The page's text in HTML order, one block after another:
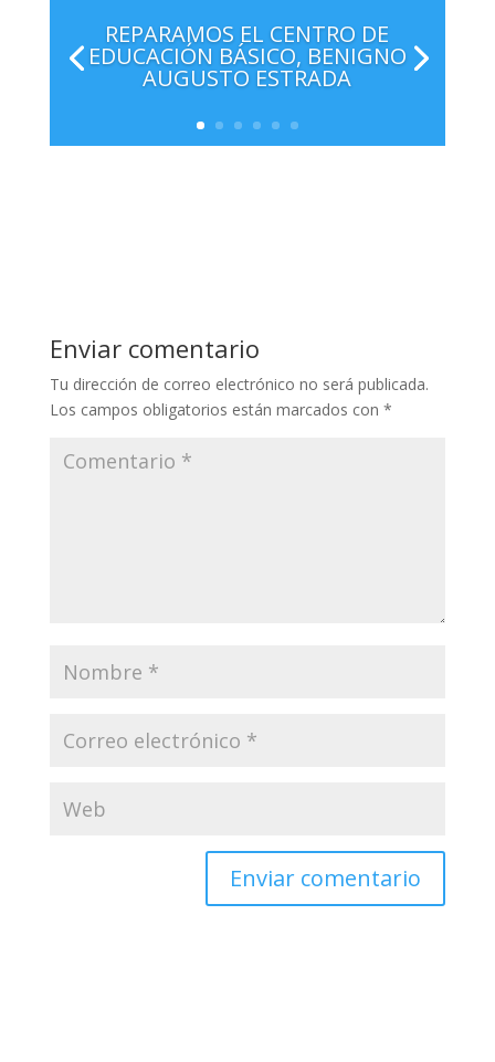
REPARAMOS EL CENTRO DE
EDUCACIÓN BÁSICO, BENIGNO
AUGUSTO ESTRADA
Enviar comentario
Tu dirección de correo electrónico no será publicada.
Los campos obligatorios están marcados con *